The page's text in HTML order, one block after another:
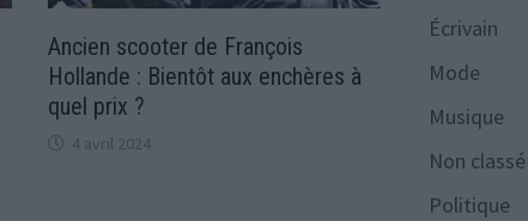
Ancien scooter de François
Hollande : Bientôt aux enchères à
quel prix ?
4 avril 2024
Écrivain
Mode
Musique
Non classé
Politique